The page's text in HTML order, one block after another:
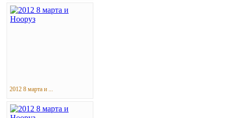
2012 8 марта и ...